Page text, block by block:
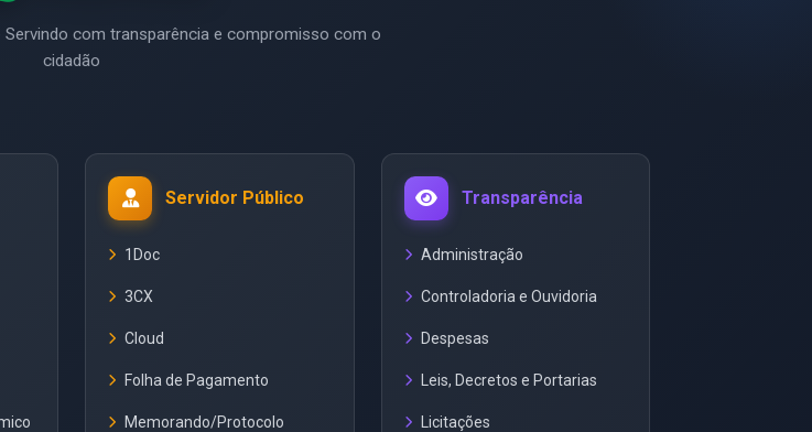
com transparência e compromisso com o
cidadão
Servidor Público
1Doc
3CX
Cloud
Folha de Pagamento
Memorando/Protocolo
Transparência
Administração
Controladoria e Ouvidoria
Despesas
Leis, Decretos e Portarias
Licitações